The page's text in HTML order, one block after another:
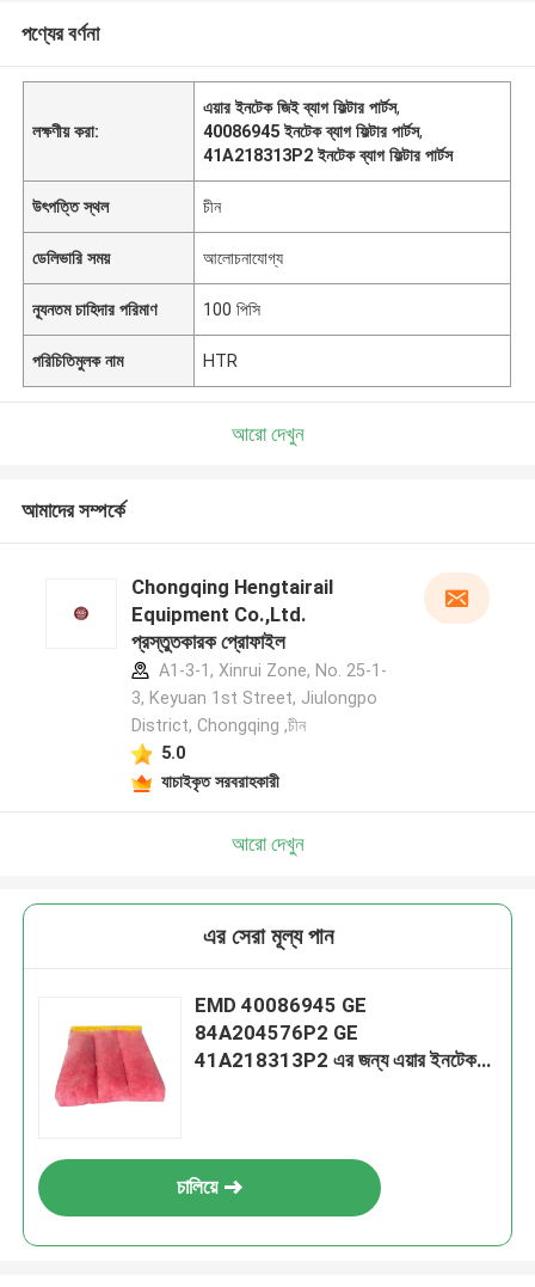
পণ্যের বর্ণনা
লক্ষণীয় করা:
এয়ার ইনটেক জিই ব্যাগ ফিল্টার পার্টস,
40086945 ইনটেক ব্যাগ ফিল্টার পার্টস,
41A218313P2 ইনটেক ব্যাগ ফিল্টার পার্টস
উৎপত্তি স্থল চীন
ডেলিভারি সময় আলোচনাযোগ্য
ন্যূনতম চাহিদার পরিমাণ 100 পিসি
পরিচিতিমুলক নাম HTR
আরো দেখুন
আমাদের সম্পর্কে
Chongqing Hengtairail
Equipment Co.,Ltd.
প্রস্তুতকারক প্রোফাইল
A1-3-1, Xinrui Zone, No. 25-1-
3, Keyuan 1st Street, Jiulongpo
District, Chongqing ,চীন
5.0
যাচাইকৃত সরবরাহকারী
আরো দেখুন
এর সেরা মূল্য পান
EMD 40086945 GE
84A204576P2 GE
41A218313P2 এর জন্য এয়ার ইনটেক
চালিয়ে